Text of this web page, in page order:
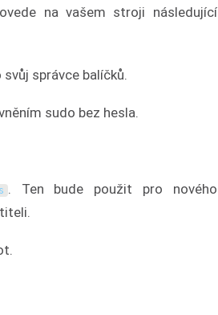
na vašem stroji následující
správce balíčků.
sudo bez hesla.
. Ten bude použit pro nového